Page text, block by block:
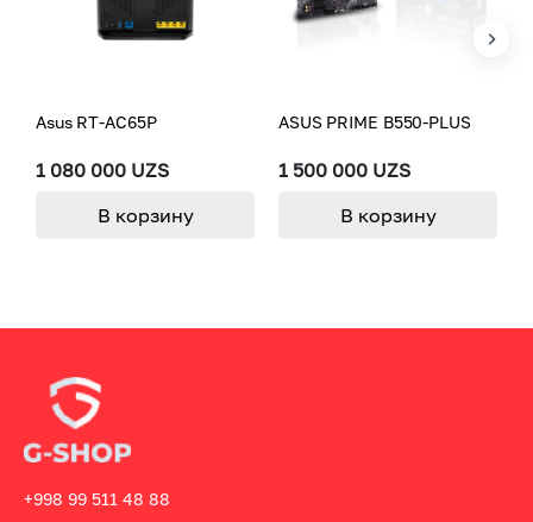
1 080 000 UZS
Asus RT-AC65P
В корзину
1 500 000 UZS
ASUS PRIME B550-PLUS
В корзину
+998 99 511 48 88